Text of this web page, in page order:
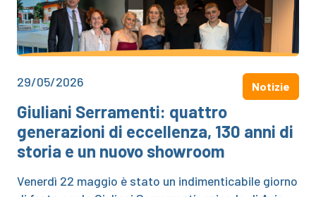
29/05/2026 Notizie
Giuliani Serramenti: quattro
generazioni di eccellenza, 130 anni di
storia e un nuovo showroom
Venerdì 22 maggio è stato un indimenticabile giorno